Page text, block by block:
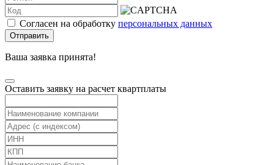
Согласен на обработку персональных данных
Отправить
Ваша заявка принята!
Оставить заявку на расчет квартплаты